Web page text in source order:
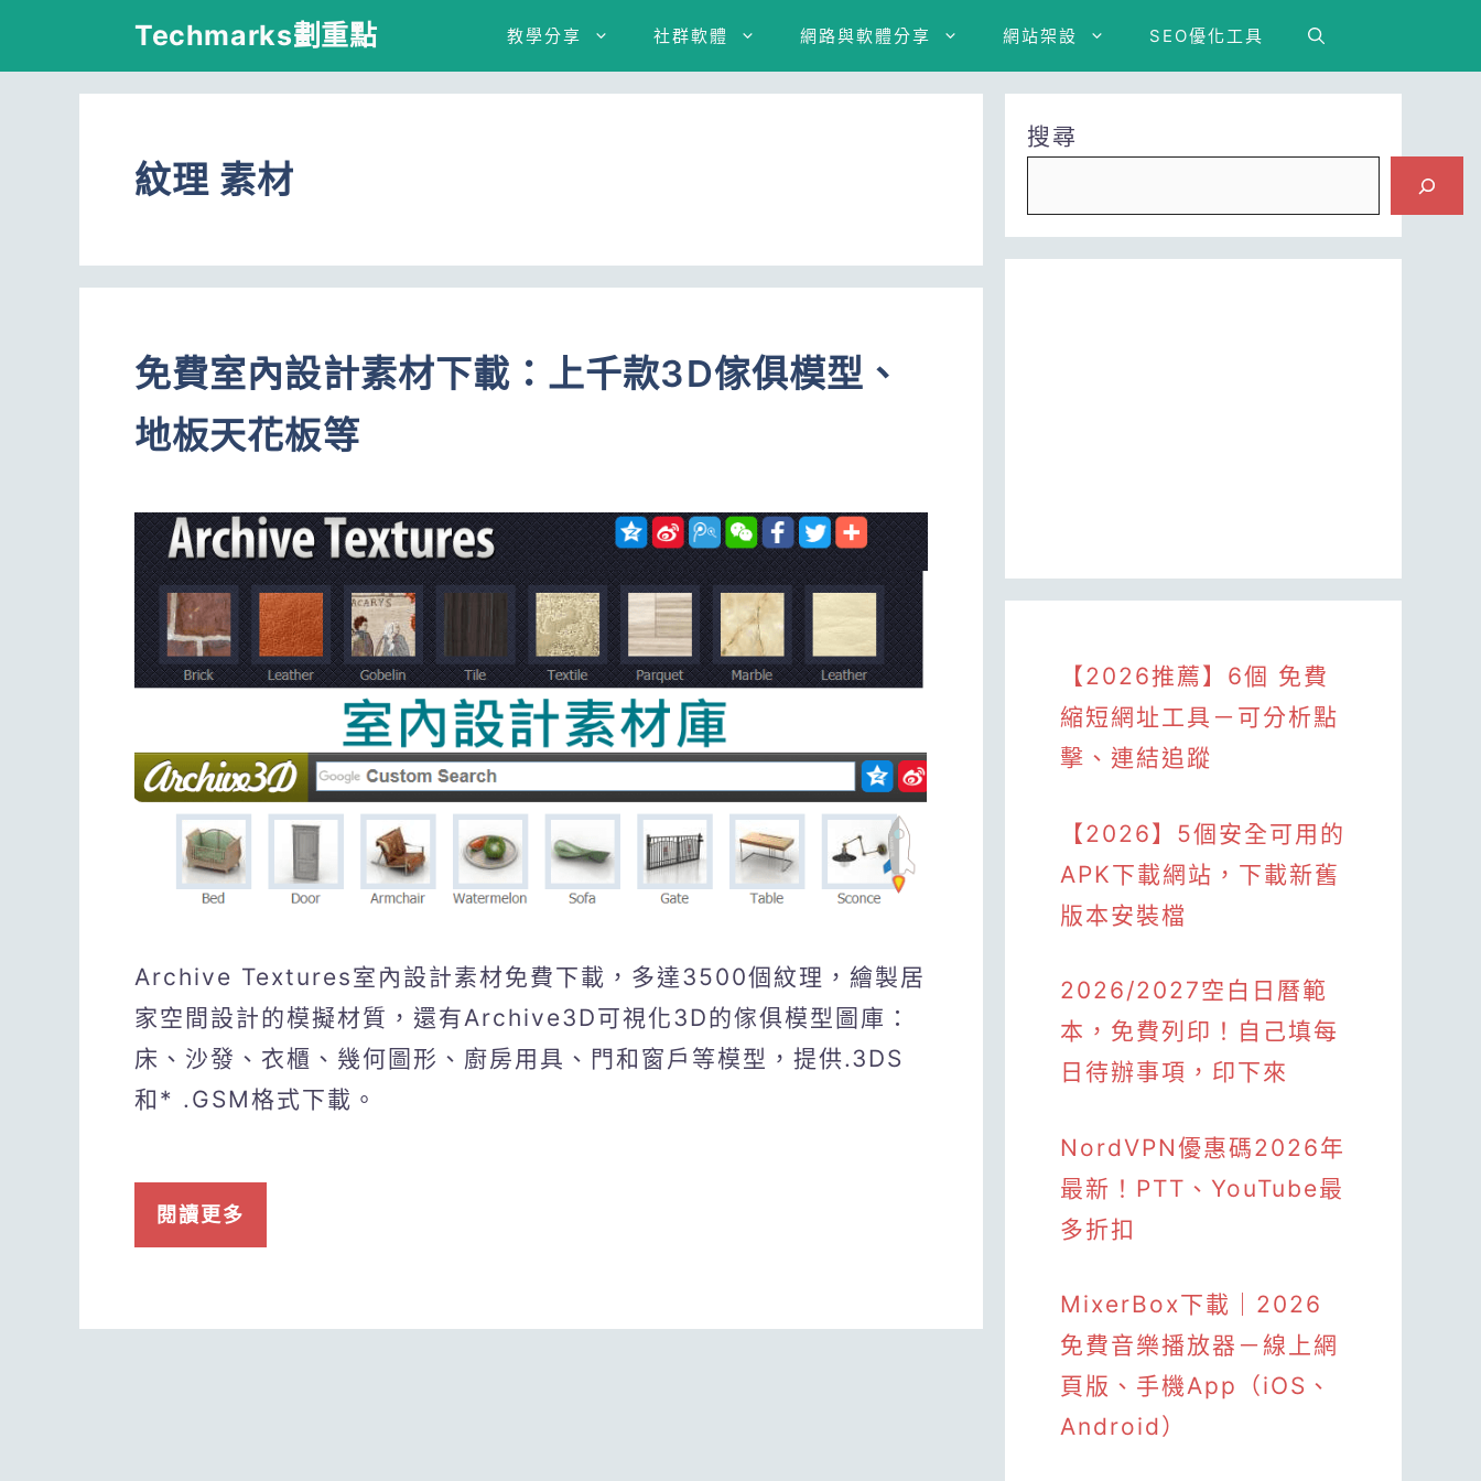
Techmarks劃重點 教學分享 社群軟體 網路與軟體分享 網站架設 SEO優化工具
紋理 素材
免費室內設計素材下載：上千款3D傢俱模型、
地板天花板等
Archive Textures室內設計素材免費下載，多達3500個紋理，繪製居
家空間設計的模擬材質，還有Archive3D可視化3D的傢俱模型圖庫：
床、沙發、衣櫃、幾何圖形、廚房用具、門和窗戶等模型，提供.3DS
和* .GSM格式下載。
閱讀更多
搜尋
【2026推薦】6個 免費
縮短網址工具－可分析點
擊、連結追蹤
【2026】5個安全可用的
APK下載網站，下載新舊
版本安裝檔
2026/2027空白日曆範
本，免費列印！自己填每
日待辦事項，印下來
NordVPN優惠碼2026年
最新！PTT、YouTube最
多折扣
MixerBox下載｜2026
免費音樂播放器－線上網
頁版、手機App（iOS、
Android）